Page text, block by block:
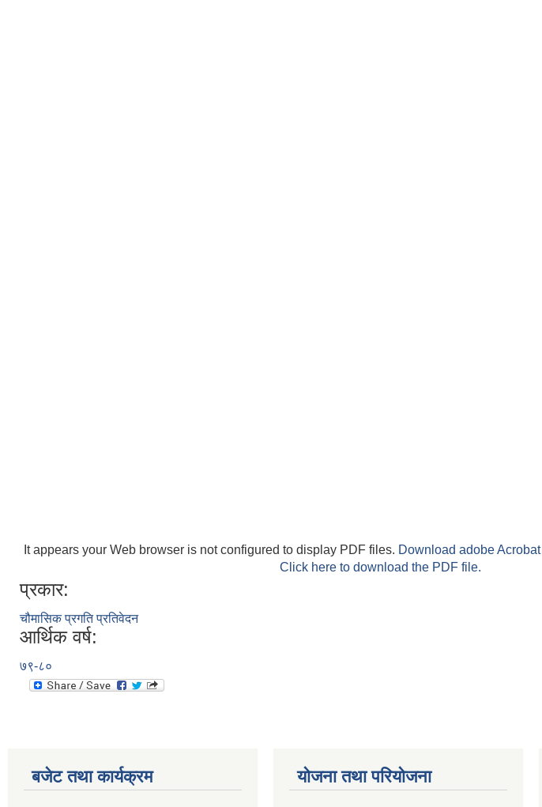
It appears your Web browser is not configured to display PDF files. Download adobe Acrobat
Click here to download the PDF file.
प्रकार:
चौमासिक प्रगति प्रतिवेदन
आर्थिक वर्ष:
७९-८०
बजेट तथा कार्यक्रम योजना तथा परियोजना